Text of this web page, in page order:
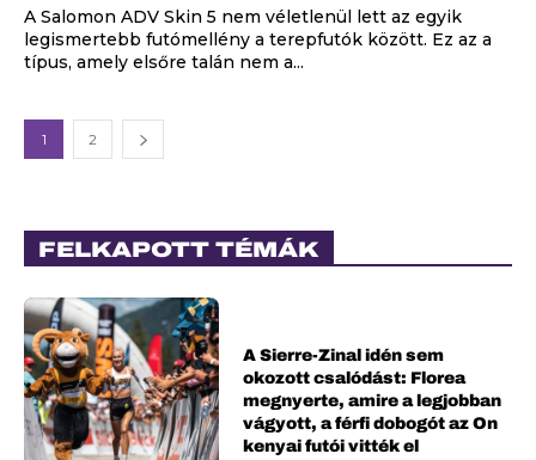
A Salomon ADV Skin 5 nem véletlenül lett az egyik
legismertebb futómellény a terepfutók között. Ez az a
típus, amely elsőre talán nem a...
1 2
FELKAPOTT TÉMÁK
A Sierre-Zinal idén sem
okozott csalódást: Florea
megnyerte, amire a legjobban
vágyott, a férfi dobogót az On
kenyai futói vitték el